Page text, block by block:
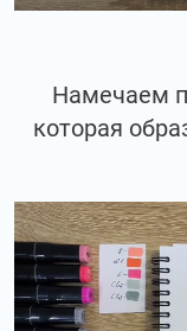
Намечаем
которая